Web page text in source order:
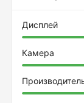
Дисплей
Камера